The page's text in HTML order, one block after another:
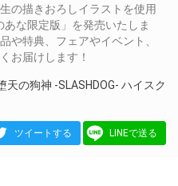
の描きおろしイラストを使用
な限定版」を発売いたしま
や特典、フェアやイベント、
お届けします！
天の狗神 -SLASHDOG- ハイスク
ツイートする LINEで送る